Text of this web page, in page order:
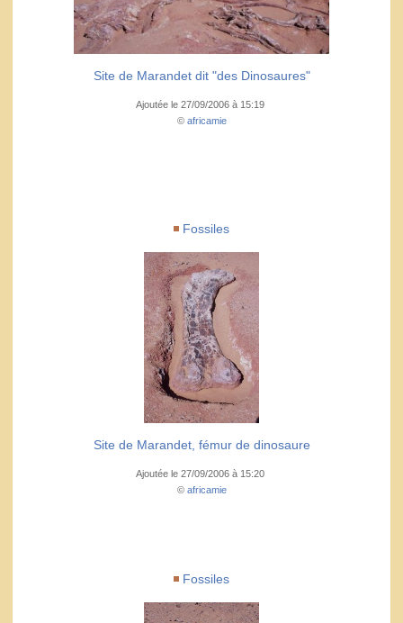
Site de Marandet dit "des Dinosaures"
Ajoutée le 27/09/2006 à 15:19
© africamie
Fossiles
Site de Marandet, fémur de dinosaure
Ajoutée le 27/09/2006 à 15:20
© africamie
Fossiles